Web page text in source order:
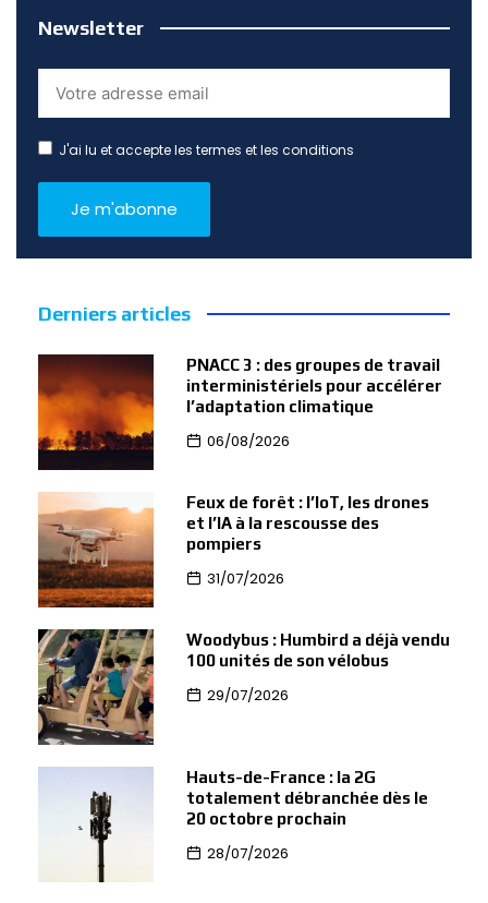
Newsletter
J'ai lu et accepte les termes et les conditions
Derniers articles
PNACC 3 : des groupes de travail
interministériels pour accélérer
l’adaptation climatique
06/08/2026
Feux de forêt : l’IoT, les drones
et l’IA à la rescousse des
pompiers
31/07/2026
Woodybus : Humbird a déjà vendu
100 unités de son vélobus
29/07/2026
Hauts-de-France : la 2G
totalement débranchée dès le
20 octobre prochain
28/07/2026